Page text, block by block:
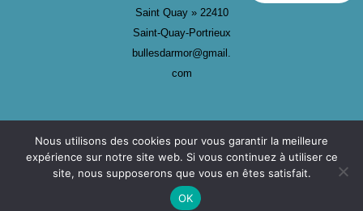
Saint Quay » 22410
Saint-Quay-Portrieux
bullesdarmor@gmail.
com
Nous utilisons des cookies pour vous garantir la meilleure
expérience sur notre site web. Si vous continuez à utiliser ce
site, nous supposerons que vous en êtes satisfait.
OK